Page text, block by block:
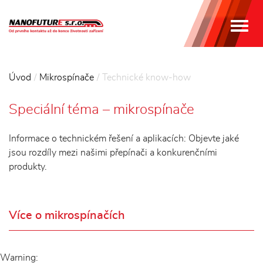
Úvod Mikrospínače Technické know-how
Speciální téma – mikrospínače
Informace o technickém řešení a aplikacích: Objevte jaké
jsou rozdíly mezi našimi přepínači a konkurenčními
produkty.
Více o mikrospínačích
Warning: